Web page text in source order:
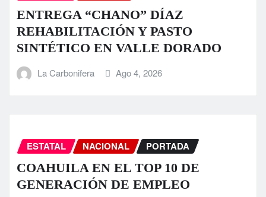
ENTREGA “CHANO” DÍAZ
REHABILITACIÓN Y PASTO
SINTÉTICO EN VALLE DORADO
La Carbonifera Ago 4, 2026
ESTATAL NACIONAL PORTADA
COAHUILA EN EL TOP 10 DE
GENERACIÓN DE EMPLEO